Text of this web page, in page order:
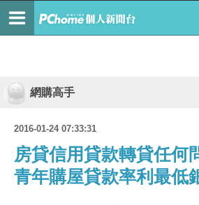
網購高手
2016-01-24 07:33:31
房貸信用貸款轉貸任何
青年購屋貸款率利最低